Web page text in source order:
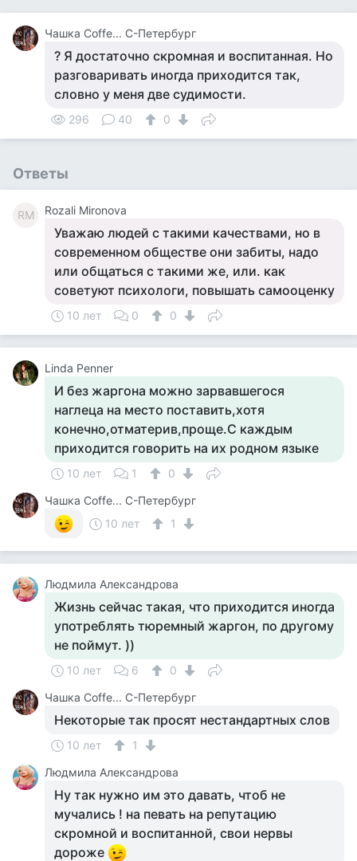
Чашка Cоffe... С-Петербург
? Я достаточно скромная и воспитанная. Но
разговаривать иногда приходится так,
словно у меня две судимости.
296 40 0
Ответы
RM Rozali Mironova
Уважаю людей с такими качествами, но в
современном обществе они забиты, надо
или общаться с такими же, или. как
советуют психологи, повышать самооценку
10 лет 0 0
Linda Penner
И без жаргона можно зарвавшегося
наглеца на место поставить,хотя
конечно,отматерив,проще.С каждым
приходится говорить на их родном языке
10 лет 1
0
Чашка Cоffe... С-Петербург
10 лет
1
Людмила Александрова
Жизнь сейчас такая, что приходится иногда
употреблять тюремный жаргон, по другому
не поймут. ))
10 лет 6
0
Чашка Cоffe... С-Петербург
Некоторые так просят нестандартных слов
10 лет
1
Людмила Александрова
Ну так нужно им это давать, чтоб не
мучались ! на певать на репутацию
скромной и воспитанной, свои нервы
дороже